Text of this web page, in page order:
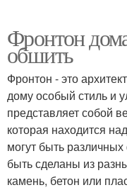
Фронтон
обшить
Фронтон - это
дому особый стиль и
представляет собой
которая находится
могут быть
быть сделаны из
камень, бетон или